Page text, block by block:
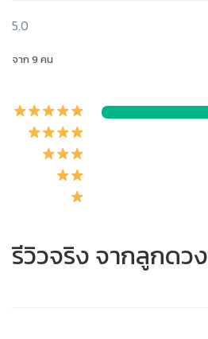
5.0
จาก 9 คน
รีวิวจริง จากลูกดวง